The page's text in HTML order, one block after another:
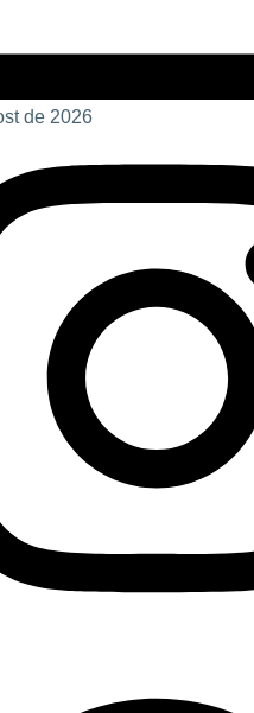
de 2026